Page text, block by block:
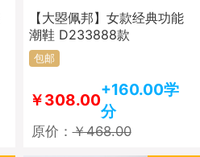
【大曌佩邦】女款经典功能
潮鞋 D233888款
包邮
￥308.00
+160.00学
分
原价：￥468.00